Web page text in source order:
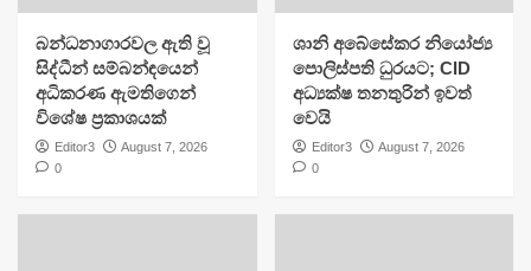
බන්ධනාගාරවල ඇති වූ
සිද්ධීන් සම්බන්ඳයෙන්
අධිකරණ ඇමතිගෙන්
විශේෂ ප්‍රකාශයක්
Editor3
August 7, 2026
0
ශානි අබේසේකර නියෝජ්‍ය
පොලිස්පති ධුරයට; CID
අධ්‍යක්ෂ තනතුරින් ඉවත්
වෙයි
Editor3
August 7, 2026
0